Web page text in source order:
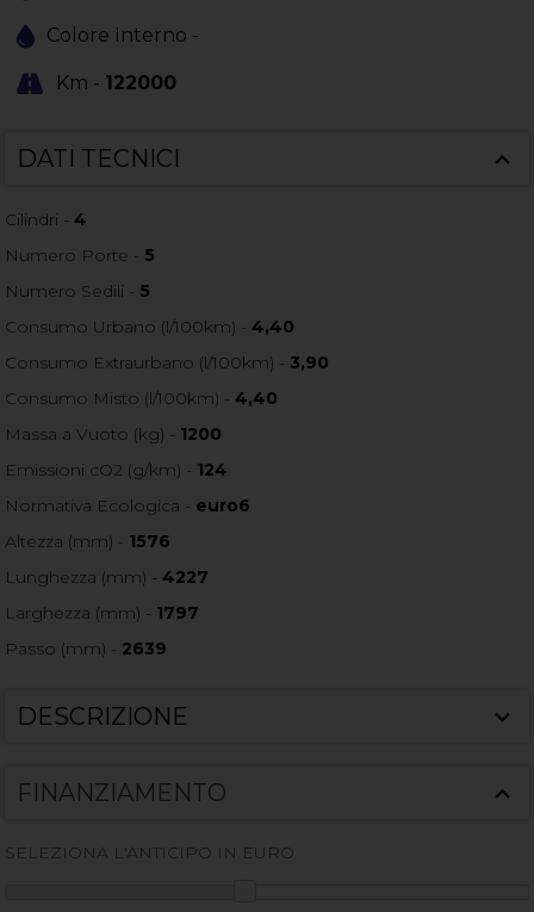
Colore Interno -
Km - 122000
DATI TECNICI
Cilindri -4
Numero Porte - 5
Numero Sedili - 5
Consumo Urbano (l/100km) -4,40
Consumo Extraurbano (l/100km) - 3,90
Consumo Misto (l/100km) -4,40
Massa a Vuoto (kg) - 1200
Emissioni cO2 (g/km) - 124
Normativa Ecologica - euro6
Altezza (mm) - 1576
Lunghezza (mm) -4227
Larghezza (mm) - 1797
Passo (mm) - 2639
DESCRIZIONE
FINANZIAMENTO
SELEZIONA L'ANTICIPO IN EURO